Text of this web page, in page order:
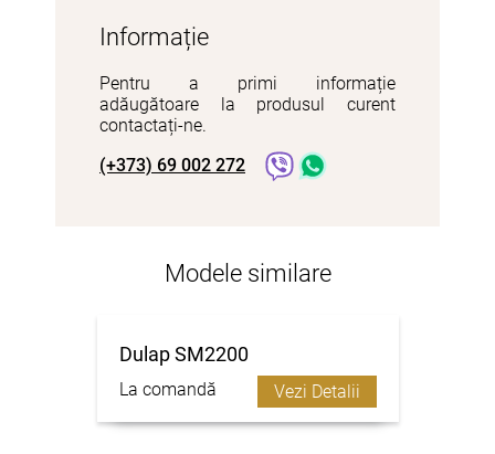
Informație
Pentru a primi informație
adăugătoare la produsul curent
contactați-ne.
(+373) 69 002 272
Modele similare
Dulap SM2200
La comandă Vezi Detalii